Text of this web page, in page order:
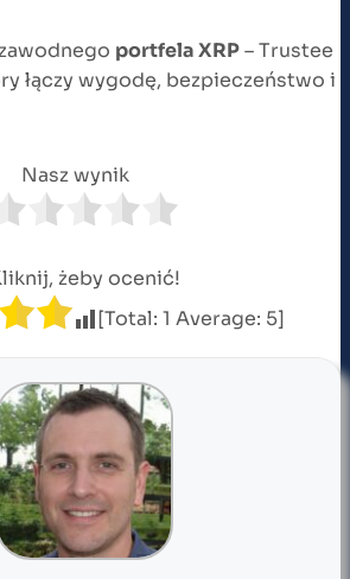
portfela XRP– Trustee
łączy wygodę, bezpieczeństwo i
Nasz wynik
żeby ocenić!
[Total: 1 Average: 5]